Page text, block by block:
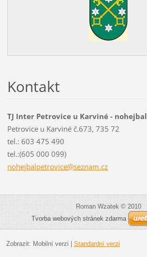
Kontakt
TJ Inter Petrovice u Karviné - nohejbal
Petrovice u Karviné č.673, 735 72
tel.: 603 475 490
tel.:(605 000 099)
nohejbalpetrovice@seznam.cz
Roman Wzatek © 2010
Tvorba webových stránek zdarma
Zobrazit: Mobilní verzi Standardní verzi